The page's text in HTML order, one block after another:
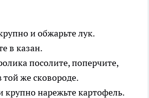
и обжарьте лук.
в казан.
посолите, поперчите,
той же сковороде.
крупно нарежьте картофель.